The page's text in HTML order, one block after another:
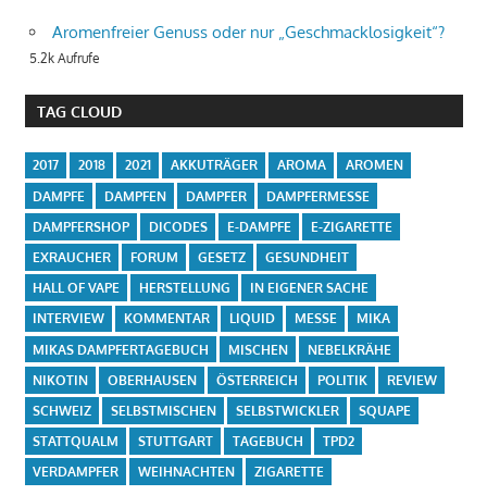
Aromenfreier Genuss oder nur „Geschmacklosigkeit“?
5.2k Aufrufe
TAG CLOUD
2017 2018 2021 AKKUTRÄGER AROMA
AROMEN
DAMPFE
DAMPFEN DAMPFER
DAMPFERMESSE
DAMPFERSHOP
DICODES E-DAMPFE
E-ZIGARETTE
EXRAUCHER
FORUM GESETZ
GESUNDHEIT
HALL OF VAPE
HERSTELLUNG
IN EIGENER SACHE
INTERVIEW
KOMMENTAR LIQUID MESSE
MIKA
MIKAS DAMPFERTAGEBUCH
MISCHEN
NEBELKRÄHE
NIKOTIN
OBERHAUSEN ÖSTERREICH POLITIK
REVIEW
SCHWEIZ
SELBSTMISCHEN SELBSTWICKLER
SQUAPE
STATTQUALM
STUTTGART TAGEBUCH
TPD2
VERDAMPFER
WEIHNACHTEN ZIGARETTE